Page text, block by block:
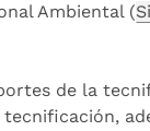
Ambiental (
de la